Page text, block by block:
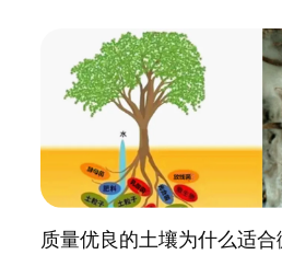
质量优良的土壤为什么适